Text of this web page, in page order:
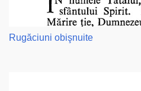
Rugăciuni obişnuite